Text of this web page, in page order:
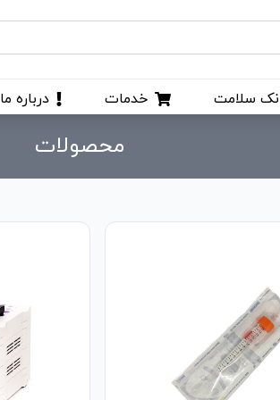
سلامت خدمات درباره ما
محصولات